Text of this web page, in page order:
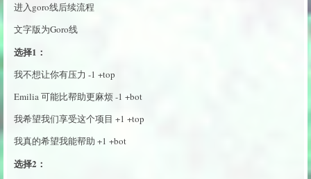
进入goro线后续流程
文字版为Goro线
选择1：
我不想让你有压力 -1 +top
Emilia 可能比帮助更麻烦 -1 +bot
我希望我们享受这个项目 +1 +top
我真的希望我能帮助 +1 +bot
选择2：